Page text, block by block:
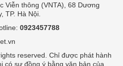
Viễn thông (VNTA), 68 Dương
TP. Hà Nội.
0923457788
reserved. Chỉ được phát hành
có sự đồng ý bằng văn bản của